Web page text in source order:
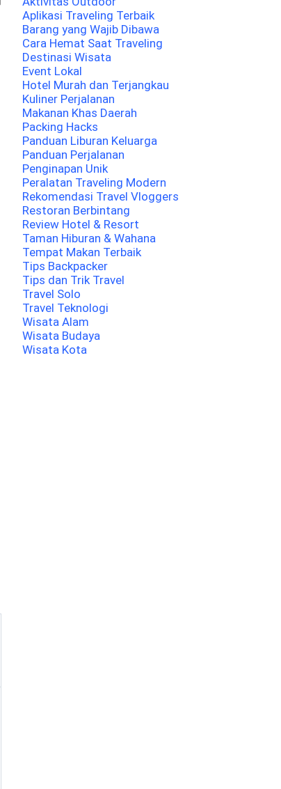
Aplikasi Traveling Terbaik
Barang yang Wajib Dibawa
Cara Hemat Saat Traveling
Destinasi Wisata
Event Lokal
Hotel Murah dan Terjangkau
Kuliner Perjalanan
Makanan Khas Daerah
Packing Hacks
Panduan Liburan Keluarga
Panduan Perjalanan
Penginapan Unik
Peralatan Traveling Modern
Rekomendasi Travel Vloggers
Restoran Berbintang
Review Hotel & Resort
Taman Hiburan & Wahana
Tempat Makan Terbaik
Tips Backpacker
Tips dan Trik Travel
Travel Solo
Travel Teknologi
Wisata Alam
Wisata Budaya
Wisata Kota